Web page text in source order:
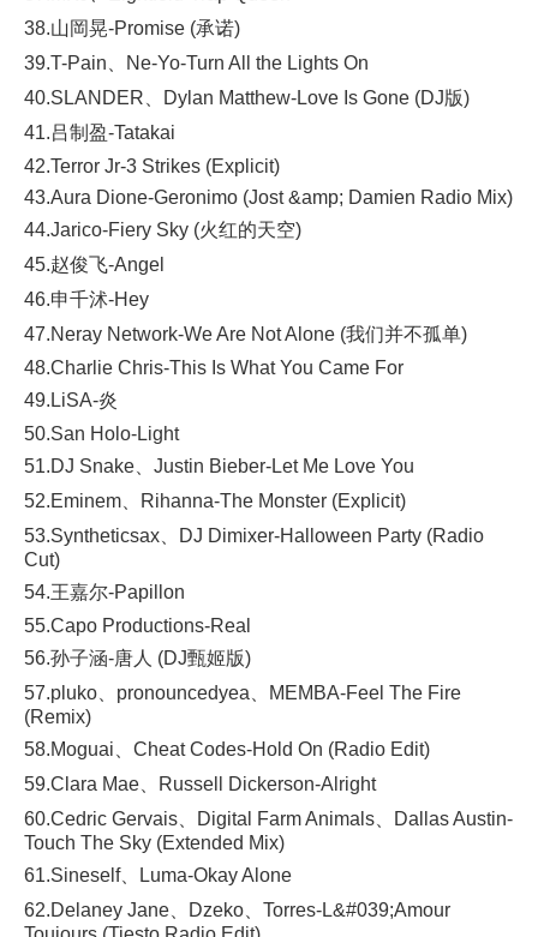
38.山岡晃-Promise (承诺)
39.T-Pain、Ne-Yo-Turn All the Lights On
40.SLANDER、Dylan Matthew-Love Is Gone (DJ版)
41.吕制盈-Tatakai
42.Terror Jr-3 Strikes (Explicit)
43.Aura Dione-Geronimo (Jost &amp; Damien Radio Mix)
44.Jarico-Fiery Sky (火红的天空)
45.赵俊飞-Angel
46.申千沭-Hey
47.Neray Network-We Are Not Alone (我们并不孤单)
48.Charlie Chris-This Is What You Came For
49.LiSA-炎
50.San Holo-Light
51.DJ Snake、Justin Bieber-Let Me Love You
52.Eminem、Rihanna-The Monster (Explicit)
53.Syntheticsax、DJ Dimixer-Halloween Party (Radio
Cut)
54.王嘉尔-Papillon
55.Capo Productions-Real
56.孙子涵-唐人 (DJ甄姬版)
57.pluko、pronouncedyea、MEMBA-Feel The Fire
(Remix)
58.Moguai、Cheat Codes-Hold On (Radio Edit)
59.Clara Mae、Russell Dickerson-Alright
60.Cedric Gervais、Digital Farm Animals、Dallas Austin-
Touch The Sky (Extended Mix)
61.Sineself、Luma-Okay Alone
62.Delaney Jane、Dzeko、Torres-L&#039;Amour